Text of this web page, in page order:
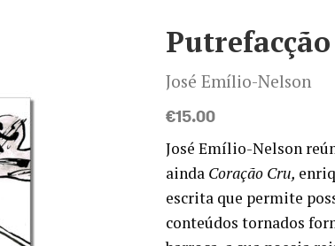
José Emílio-Nelson
€15.00
José Emílio-Nelson
ainda Coração Cru,
escrita que permite
conteúdos tornados